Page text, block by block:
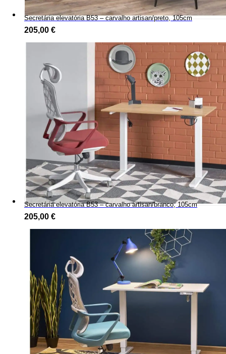
Secretária elevatória B53 – carvalho artisan/preto, 105cm
205,00 €
Secretária elevatória B53 – carvalho artisan/branco, 105cm
205,00 €